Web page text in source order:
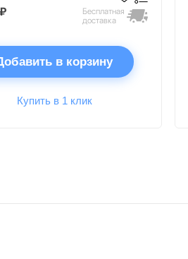
Бесплатная
доставка
в корзину
Купить в 1 клик